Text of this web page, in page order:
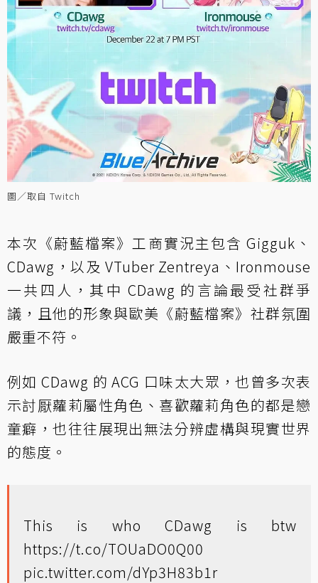
圖／取自 Twitch
本次《蔚藍檔案》工商實況主包含 Gigguk、
CDawg，以及 VTuber Zentreya、Ironmouse
一共四人，其中 CDawg 的言論最受社群爭
議，且他的形象與歐美《蔚藍檔案》社群氛圍
嚴重不符。
例如 CDawg 的 ACG 口味太大眾，也曾多次表
示討厭蘿莉屬性角色、喜歡蘿莉角色的都是戀
童癖，也往往展現出無法分辨虛構與現實世界
的態度。
This is who CDawg is btw
https://t.co/TOUaDO0Q00
pic.twitter.com/dYp3H83b1r